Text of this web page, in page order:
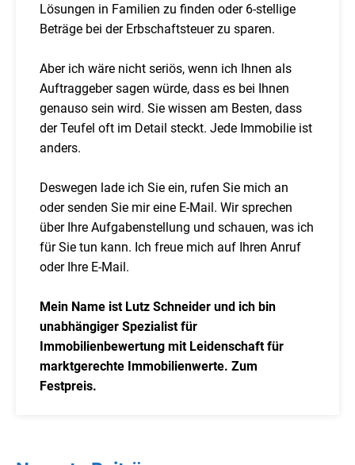
Lösungen in Familien zu finden oder 6-stellige
Beträge bei der Erbschaftsteuer zu sparen.
Aber ich wäre nicht seriös, wenn ich Ihnen als
Auftraggeber sagen würde, dass es bei Ihnen
genauso sein wird. Sie wissen am Besten, dass
der Teufel oft im Detail steckt. Jede Immobilie ist
anders.
Deswegen lade ich Sie ein, rufen Sie mich an
oder senden Sie mir eine E-Mail. Wir sprechen
über Ihre Aufgabenstellung und schauen, was ich
für Sie tun kann. Ich freue mich auf Ihren Anruf
oder Ihre E-Mail.
Mein Name ist Lutz Schneider und ich bin
unabhängiger Spezialist für
Immobilienbewertung mit Leidenschaft für
marktgerechte Immobilienwerte. Zum
Festpreis.